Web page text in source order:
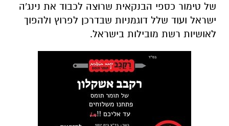
של טימור כספי הבנקאית שרוצה לכבוד את נינג'ה
ישראל ועוד שלל דוגמניות שבדרכן לפרוץ ולהפוך
לאושיות רשת מובילות בישראל.